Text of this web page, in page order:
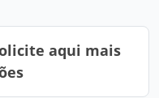
aqui mais